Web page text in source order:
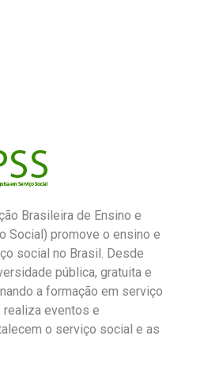
Brasileira de Ensino e
Social) promove o ensino e
social no Brasil. Desde
pública, gratuita e
a formação em serviço
realiza eventos e
o serviço social e as